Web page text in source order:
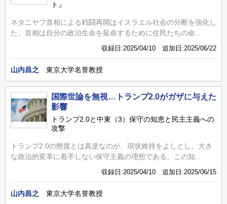
ト』
ネタニヤフ首相による戦闘再開はイスラエル社会の分断を強化し
た。首相は自分の政治生命を延命するために住民たちの命...
収録日:2025/04/10 追加日:2025/06/22
山内昌之 東京大学名誉教授
国際世論を無視…トランプ2.0がガザに与えた
影響
トランプ2.0と中東（3）保守の知恵と民主主義への
攻撃
トランプ2.0の態度とは真逆なのが、現状維持をよしとし、大き
な政治的変革に着手しない保守主義の理想である。この知...
収録日:2025/04/10 追加日:2025/06/15
山内昌之 東京大学名誉教授